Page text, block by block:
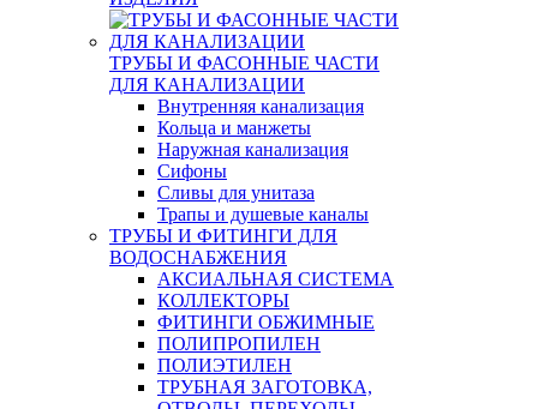
ТРУБЫ И ФАСОННЫЕ ЧАСТИ
ДЛЯ КАНАЛИЗАЦИИ
Внутренняя канализация
Кольца и манжеты
Наружная канализация
Сифоны
Сливы для унитаза
Трапы и душевые каналы
ТРУБЫ И ФИТИНГИ ДЛЯ
ВОДОСНАБЖЕНИЯ
АКСИАЛЬНАЯ СИСТЕМА
КОЛЛЕКТОРЫ
ФИТИНГИ ОБЖИМНЫЕ
ПОЛИПРОПИЛЕН
ПОЛИЭТИЛЕН
ТРУБНАЯ ЗАГОТОВКА,